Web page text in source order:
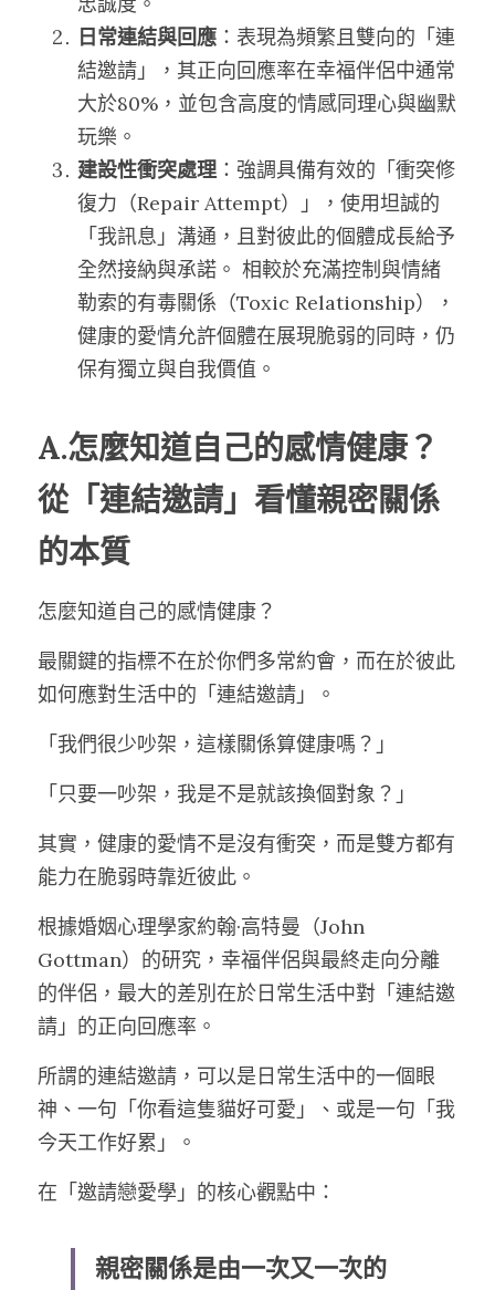
日常連結與回應 ：表現為頻繁且雙向的「連
結邀請」，其正向回應率在幸福伴侶中通常
大於80%，並包含高度的情感同理心與幽默
玩樂。
建設性衝突處理：強調具備有效的「衝突修
復力（Repair Attempt）」，使用坦誠的
「我訊息」溝通，且對彼此的個體成長給予
全然接納與承諾。 相較於充滿控制與情緒
勒索的有毒關係（Toxic Relationship），
健康的愛情允許個體在展現脆弱的同時，仍
保有獨立與自我價值。
A.怎麼知道自己的感情健康？
從「連結邀請」看懂親密關係
的本質
怎麼知道自己的感情健康？
最關鍵的指標不在於你們多常約會，而在於彼此
如何應對生活中的「連結邀請」。
「我們很少吵架，這樣關係算健康嗎？」
「只要一吵架，我是不是就該換個對象？」
其實，健康的愛情不是沒有衝突，而是雙方都有
能力在脆弱時靠近彼此。
根據婚姻心理學家約翰·高特曼（John
Gottman）的研究，幸福伴侶與最終走向分離
的伴侶，最大的差別在於日常生活中對「連結邀
請」的正向回應率。
所謂的連結邀請，可以是日常生活中的一個眼
神、一句「你看這隻貓好可愛」、或是一句「我
今天工作好累」。
在「邀請戀愛學」的核心觀點中：
親密關係是由一次又一次的